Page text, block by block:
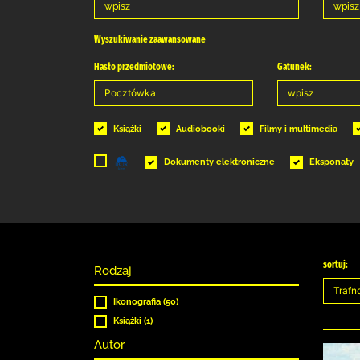
Wyszukiwanie zaawansowane
Hasło przedmiotowe: Gatunek:
Książki Audiobooki Filmy i multimedia
Dokumenty elektroniczne Eksponaty
Rodzaj
Ikonografia (50)
Książki (1)
Autor
sortuj: